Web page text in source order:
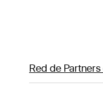
Red de